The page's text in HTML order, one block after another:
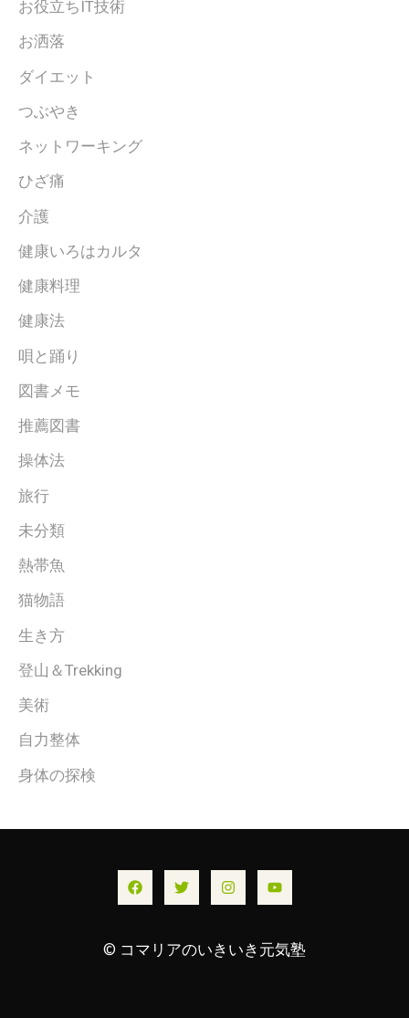
お役立ちIT技術
お洒落
ダイエット
つぶやき
ネットワーキング
ひざ痛
介護
健康いろはカルタ
健康料理
健康法
唄と踊り
図書メモ
推薦図書
操体法
旅行
未分類
熱帯魚
猫物語
生き方
登山＆Trekking
美術
自力整体
身体の探検
© コマリアのいきいき元気塾